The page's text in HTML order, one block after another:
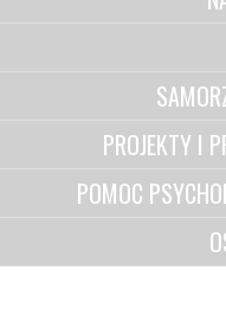
PROJEKTY I
POMOC